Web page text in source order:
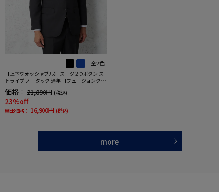
全2色
【上下ウォッシャブル】 スーツ 2つボタン ス
トライプ ノータック 通年 【フュージョンクラ
価格： 21,890円 (税込)
23%off
WEB価格： 16,900円 (税込)
more